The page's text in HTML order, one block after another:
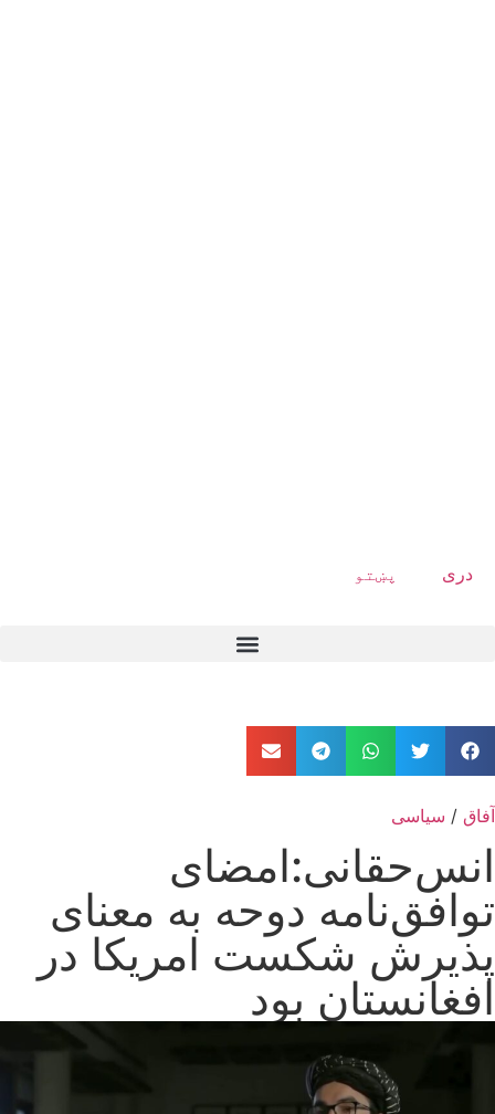
دری پښتو
آفاق / سیاسی
انس‌حقانی:امضای
توافق‌نامه دوحه به معنای
پذیرش شکست امریکا در
افغانستان بود